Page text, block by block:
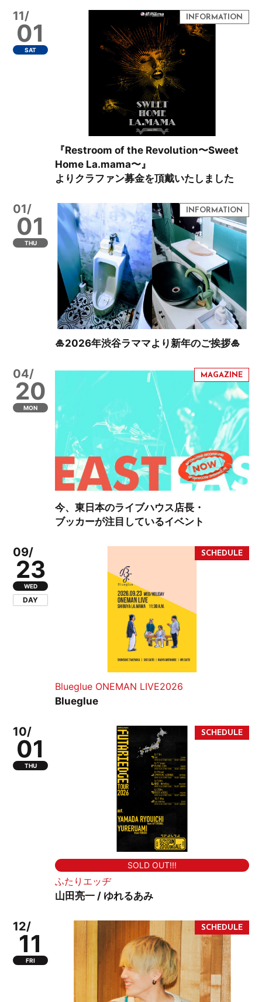
11/
01
SAT
『Restroom of the Revolution〜Sweet
Home La.mama〜』
よりクラファン募金を頂戴いたしました
01/
01
THU
🎍2026年渋谷ラママより新年のご挨拶🎍
04/
20
MON
今、東日本のライブハウス店長・
ブッカーが注目しているイベント
09/
23
WED
DAY
Blueglue ONEMAN LIVE2026
Blueglue
10/
01
THU
SOLD OUT!!!
ふたりエッヂ
山田亮一 / ゆれるあみ
12/
11
FRI